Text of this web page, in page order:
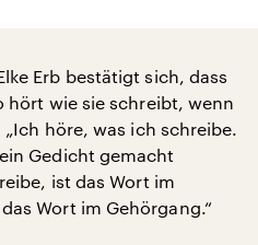
Erb bestätigt sich, dass
hört wie sie schreibt, wenn
höre, was ich schreibe.
Gedicht gemacht
ist das Wort im
Wort im Gehörgang.“